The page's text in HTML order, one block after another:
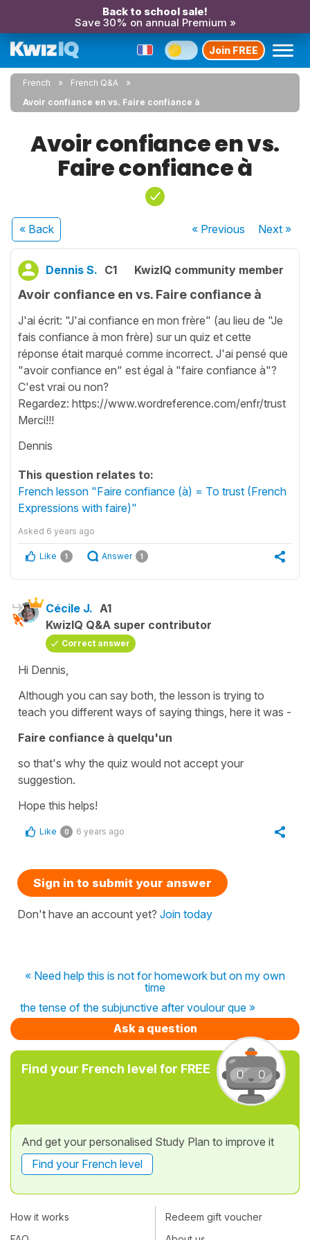
Back to school sale!
Save 30% on annual Premium »
Join FREE
French
French Q&A
Avoir confiance en vs. Faire confiance à
Avoir confiance en vs.
Faire confiance à
« Back « Previous Next»
Dennis S. C1 KwizIQ community member
Avoir confiance en vs. Faire confiance à
J'ai écrit: "J'ai confiance en mon frère" (au lieu de "Je
fais confiance à mon frère) sur un quiz et cette
réponse était marqué comme incorrect. J'ai pensé que
"avoir confiance en" est égal à "faire confiance à"?
C'est vrai ou non?
Regardez: https://www.wordreference.com/enfr/trust
Merci!!!
Dennis
This question relates to:
French lesson "Faire confiance (à) = To trust (French
Expressions with faire)"
Asked 6 years ago
Like 1 Answer 1
Cécile J. A1
KwizIQ Q&A super contributor
Correct answer
Hi Dennis,
Although you can say both, the lesson is trying to
teach you different ways of saying things, here it was -
Faire confiance à quelqu'un
so that's why the quiz would not accept your
suggestion.
Hope this helps!
Like 0 6 years ago
Sign in to submit your answer
Don't have an account yet? Join today
« Need help this is not for homework but on my own
time
the tense of the subjunctive after voulour que »
Ask a question
Find your French level for FREE
And get your personalised Study Plan to improve it
Find your French level
How it works
Redeem gift voucher